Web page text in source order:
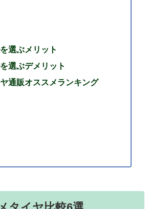
選ぶメリット
選ぶデメリット
通販オススメランキング